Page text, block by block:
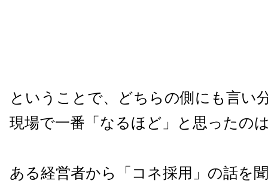
ということで、どちらの側にも言い
現場で一番「なるほど」と思ったの
ある経営者から「コネ採用」の話を